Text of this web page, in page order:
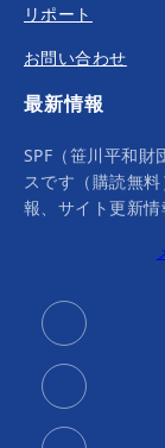
リポート
お問い合わせ
最新情報
SPF（笹川平和
スです（購読無
報、サイト更新情